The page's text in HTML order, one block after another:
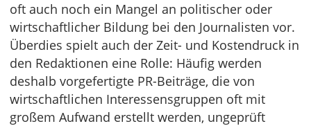
oft auch noch ein Mangel an politischer oder
wirtschaftlicher Bildung bei den Journalisten vor.
Überdies spielt auch der Zeit- und Kostendruck in
den Redaktionen eine Rolle: Häufig werden
deshalb vorgefertigte PR-Beiträge, die von
wirtschaftlichen Interessensgruppen oft mit
großem Aufwand erstellt werden, ungeprüft